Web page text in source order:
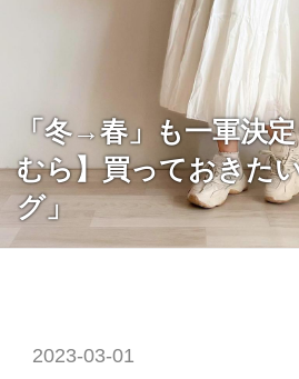
「冬→春」も一軍決
むら】買っておきた
グ」
2023-03-01